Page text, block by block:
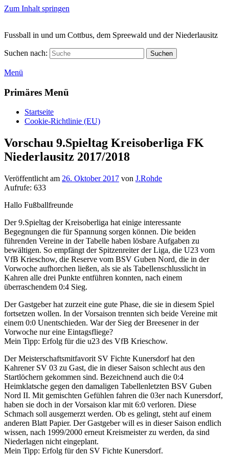
Zum Inhalt springen
Fussball in und um Cottbus, dem Spreewald und der Niederlausitz
Suchen nach: Suchen
Menü
Primäres Menü
Startseite
Cookie-Richtlinie (EU)
Vorschau 9.Spieltag Kreisoberliga FK
Niederlausitz 2017/2018
Veröffentlicht am 26. Oktober 2017 von J.Rohde
Aufrufe: 633
Hallo Fußballfreunde
Der 9.Spieltag der Kreisoberliga hat einige interessante
Begegnungen die für Spannung sorgen können. Die beiden
führenden Vereine in der Tabelle haben lösbare Aufgaben zu
bewältigen. So empfängt der Spitzenreiter der Liga, die U23 vom
VfB Krieschow, die Reserve vom BSV Guben Nord, die in der
Vorwoche aufhorchen ließen, als sie als Tabellenschlusslicht in
Kahren alle drei Punkte entführen konnten, nach einem
überraschendem 0:4 Sieg.
Der Gastgeber hat zurzeit eine gute Phase, die sie in diesem Spiel
fortsetzen wollen. In der Vorsaison trennten sich beide Vereine mit
einem 0:0 Unentschieden. War der Sieg der Breesener in der
Vorwoche nur eine Eintagsfliege?
Mein Tipp: Erfolg für die u23 des VfB Krieschow.
Der Meisterschaftsmitfavorit SV Fichte Kunersdorf hat den
Kahrener SV 03 zu Gast, die in dieser Saison schlecht aus den
Startlöchern gekommen sind. Bezeichnend auch die 0:4
Heimklatsche gegen den damaligen Tabellenletzten BSV Guben
Nord II. Mit gemischten Gefühlen fahren die 03er nach Kunersdorf,
haben sie doch in der Vorsaison klar mit 6:0 verloren. Diese
Schmach soll ausgemerzt werden. Ob es gelingt, steht auf einem
anderen Blatt Papier. Der Gastgeber will es in dieser Saison endlich
wissen, nach 1999/2000 erneut Kreismeister zu werden, da sind
Niederlagen nicht eingeplant.
Mein Tipp: Erfolg für den SV Fichte Kunersdorf.